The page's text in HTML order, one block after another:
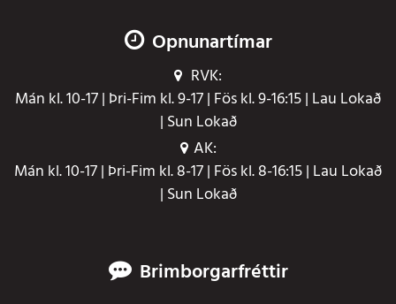
Opnunartímar
RVK:
Mán kl. 10-17 | Þri-Fim kl. 9-17 | Fös kl. 9-16:15 | Lau Lokað
| Sun Lokað
AK:
Mán kl. 10-17 | Þri-Fim kl. 8-17 | Fös kl. 8-16:15 | Lau Lokað
| Sun Lokað
Brimborgarfréttir